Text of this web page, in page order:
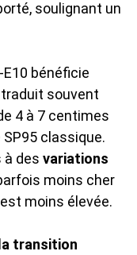
soulignant un
E10 bénéficie
traduit souvent
4 à 7 centimes
classique.
des variations
moins cher
moins élevée.
transition